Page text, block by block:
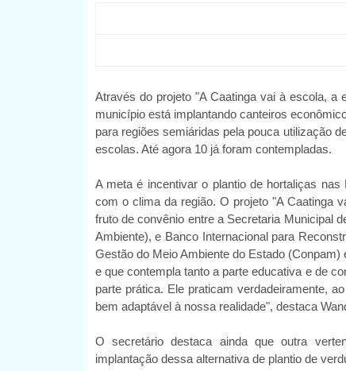
Através do projeto "A Caatinga vai à escola, a
município está implantando canteiros
para regiões semiáridas pela pouca utilização
escolas. Até agora 10 já foram contempladas.
A meta é incentivar o plantio de hortaliças
com o clima da região. O projeto "A Caatinga
fruto de convênio entre a Secretaria Municipal
Ambiente), e Banco Internacional para
Gestão do Meio Ambiente do Estado
e que contempla tanto a parte educativa e de
parte prática. Ele praticam verdadeiramente,
bem adaptável à nossa realidade", destaca
O secretário destaca ainda que outra
implantação dessa alternativa de plantio de